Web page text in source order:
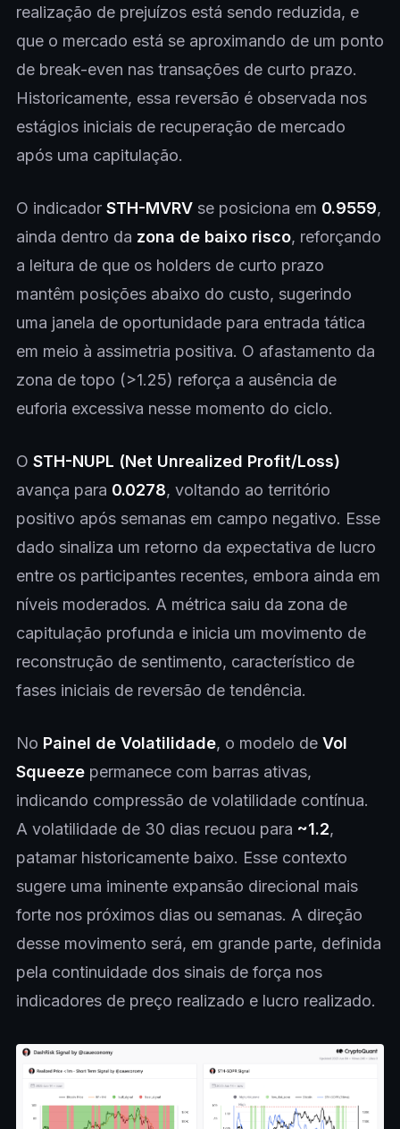
realização de prejuízos está sendo reduzida, e
que o mercado está se aproximando de um ponto
de break-even nas transações de curto prazo.
Historicamente, essa reversão é observada nos
estágios iniciais de recuperação de mercado
após uma capitulação.
O indicador STH-MVRV se posiciona em 0.9559,
ainda dentro da zona de baixo risco, reforçando
a leitura de que os holders de curto prazo
mantêm posições abaixo do custo, sugerindo
uma janela de oportunidade para entrada tática
em meio à assimetria positiva. O afastamento da
zona de topo (>1.25) reforça a ausência de
euforia excessiva nesse momento do ciclo.
O STH-NUPL (Net Unrealized Profit/Loss)
avança para 0.0278, voltando ao território
positivo após semanas em campo negativo. Esse
dado sinaliza um retorno da expectativa de lucro
entre os participantes recentes, embora ainda em
níveis moderados. A métrica saiu da zona de
capitulação profunda e inicia um movimento de
reconstrução de sentimento, característico de
fases iniciais de reversão de tendência.
No Painel de Volatilidade, o modelo de Vol
Squeeze permanece com barras ativas,
indicando compressão de volatilidade contínua.
A volatilidade de 30 dias recuou para ~1.2,
patamar historicamente baixo. Esse contexto
sugere uma iminente expansão direcional mais
forte nos próximos dias ou semanas. A direção
desse movimento será, em grande parte, definida
pela continuidade dos sinais de força nos
indicadores de preço realizado e lucro realizado.